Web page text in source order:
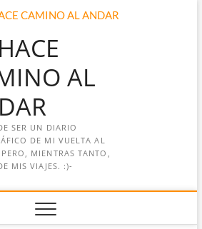
AL
SER UN DIARIO
DE MI VUELTA AL
MIENTRAS TANTO,
MIS VIAJES. :)-